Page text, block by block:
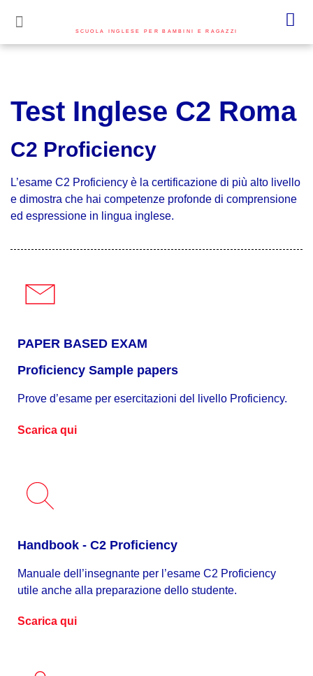
SCUOLA INGLESE PER BAMBINI E RAGAZZI
Test Inglese C2 Roma
C2 Proficiency
L’esame C2 Proficiency è la certificazione di più alto livello
e dimostra che hai competenze profonde di comprensione
ed espressione in lingua inglese.
PAPER BASED EXAM
Proficiency Sample papers
Prove d’esame per esercitazioni del livello Proficiency.
Scarica qui
Handbook - C2 Proficiency
Manuale dell’insegnante per l’esame C2 Proficiency
utile anche alla preparazione dello studente.
Scarica qui